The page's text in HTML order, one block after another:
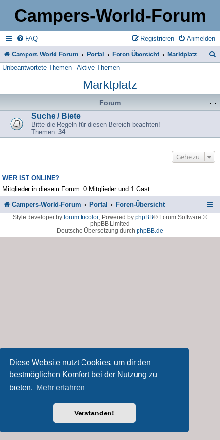
Diese Website nutzt Cookies, um dir den
bestmöglichen Komfort bei der Nutzung zu
bieten. Mehr erfahren
Verstanden!
Campers-World-Forum
FAQ Anmelden
Registrieren
Campers-World-Forum Portal Foren-Übersicht Marktplatz
h
e
Unbeantwortete Themen Aktive Themen
Marktplatz
Forum
Suche / Biete
Bitte die Regeln für diesen Bereich beachten!
Themen: 34
Gehe zu
WER IST ONLINE?
Mitglieder in diesem Forum: 0 Mitglieder und 1 Gast
Campers-World-Forum Portal Foren-Übersicht
Style developer by forum tricolor, Powered by phpBB® Forum Software ©
phpBB Limited
Deutsche Übersetzung durch phpBB.de